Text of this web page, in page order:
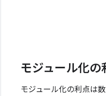
モジュール化の
モジュール化の利点は